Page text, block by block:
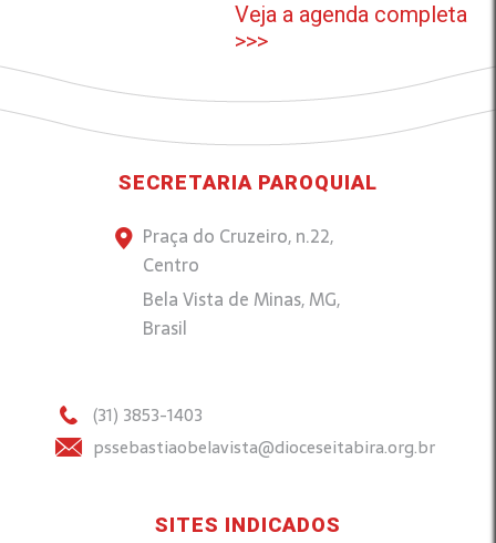
Veja a agenda completa
>>>
SECRETARIA PAROQUIAL
Praça do Cruzeiro, n.22,
Centro
Bela Vista de Minas, MG,
Brasil
(31) 3853-1403
pssebastiaobelavista@dioceseitabira.org.br
SITES INDICADOS